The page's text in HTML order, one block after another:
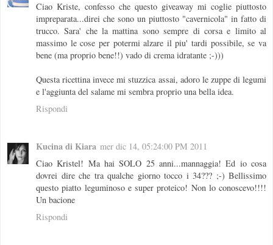
Ciao Kriste, confesso che questo giveaway mi coglie piuttosto
impreparata...direi che sono un piuttosto "cavernicola" in fatto di
trucco. Sara' che la mattina sono sempre di corsa e limito al
massimo le cose per potermi alzare il piu' tardi possibile, se va
bene (ma proprio bene!!) vado di crema idratante ;-)))
Questa ricettina invece mi stuzzica assai, adoro le zuppe di legumi
e l'aggiunta del salame mi sembra proprio una bella idea.
Rispondi
Kucina di Kiara mer dic 14, 05:24:00 PM 2011
Ciao Kristel! Ma hai SOLO 25 anni...mannaggia! Ed io cosa
dovrei dire che tra qualche giorno tocco i 34??? ;-) Bellissimo
questo piatto leguminoso e super proteico! Non lo conoscevo!!!!
Un bacione
Rispondi